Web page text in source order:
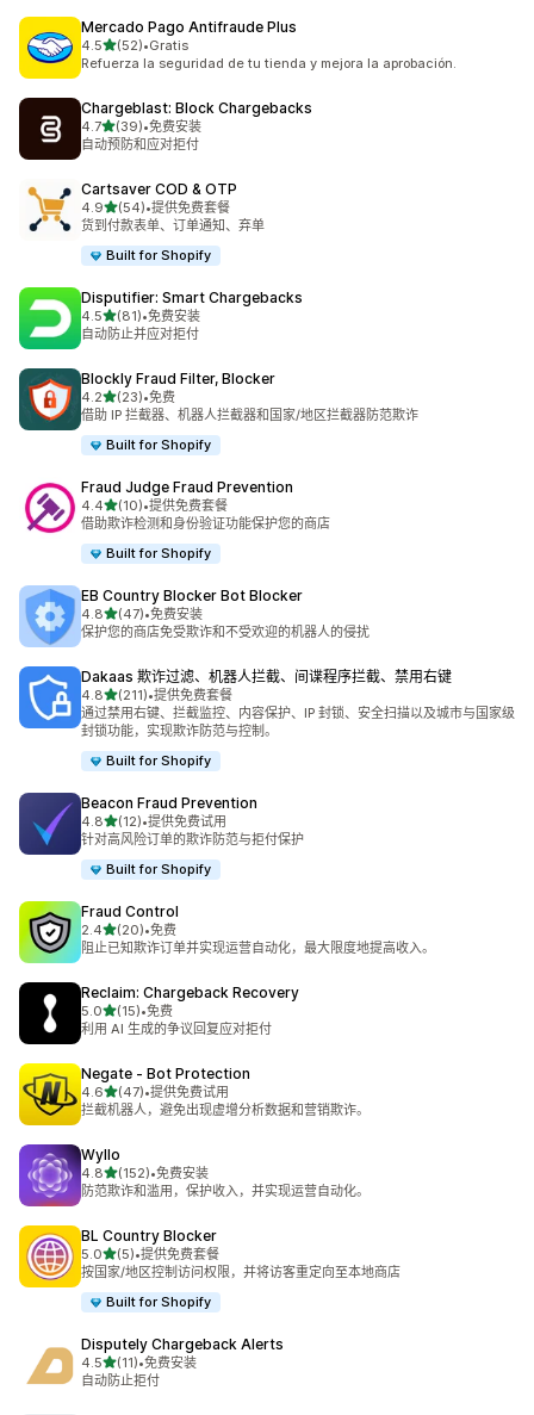
Mercado Pago Antifraude Plus
4.5星（满分 5 星）
(52)
总共 52 条评论
•Gratis
Refuerza la seguridad de tu tienda y mejora la aprobación.
Chargeblast: Block Chargebacks
4.7星（满分 5 星）
(39)
总共 39 条评论
•免费安装
自动预防和应对拒付
Cartsaver COD & OTP
4.9星（满分 5 星）
(54)
总共 54 条评论
•提供免费套餐
货到付款表单、订单通知、弃单
Built for Shopify
Disputifier: Smart Chargebacks
4.5星（满分 5 星）
(81)
总共 81 条评论
•免费安装
自动防止并应对拒付
Blockly Fraud Filter, Blocker
4.2星（满分 5 星）
(23)
总共 23 条评论
•免费
借助 IP 拦截器、机器人拦截器和国家/地区拦截器防范欺诈
Built for Shopify
Fraud Judge Fraud Prevention
4.4星（满分 5 星）
(10)
总共 10 条评论
•提供免费套餐
借助欺诈检测和身份验证功能保护您的商店
Built for Shopify
EB Country Blocker Bot Blocker
4.8星（满分 5 星）
(47)
总共 47 条评论
•免费安装
保护您的商店免受欺诈和不受欢迎的机器人的侵扰
Dakaas 欺诈过滤、机器人拦截、间谍程序拦截、禁用右键
4.8星（满分 5 星）
(211)
总共 211 条评论
•提供免费套餐
通过禁用右键、拦截监控、内容保护、IP 封锁、安全扫描以及城市与国家级
封锁功能，实现欺诈防范与控制。
Built for Shopify
Beacon Fraud Prevention
4.8星（满分 5 星）
(12)
总共 12 条评论
•提供免费试用
针对高风险订单的欺诈防范与拒付保护
Built for Shopify
Fraud Control
2.4星（满分 5 星）
(20)
总共 20 条评论
•免费
阻止已知欺诈订单并实现运营自动化，最大限度地提高收入。
Reclaim: Chargeback Recovery
5.0星（满分 5 星）
(15)
总共 15 条评论
•免费
利用 AI 生成的争议回复应对拒付
Negate ‑ Bot Protection
4.6星（满分 5 星）
(47)
总共 47 条评论
•提供免费试用
拦截机器人，避免出现虚增分析数据和营销欺诈。
Wyllo
4.8星（满分 5 星）
(152)
总共 152 条评论
•免费安装
防范欺诈和滥用，保护收入，并实现运营自动化。
BL Country Blocker
5.0星（满分 5 星）
(5)
总共 5 条评论
•提供免费套餐
按国家/地区控制访问权限，并将访客重定向至本地商店
Built for Shopify
Disputely Chargeback Alerts
4.5星（满分 5 星）
(11)
总共 11 条评论
•免费安装
自动防止拒付